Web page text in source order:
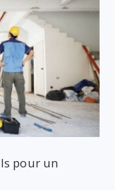
pour un